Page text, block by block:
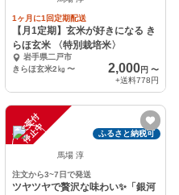
1ヶ月に1回定期配送
【月1定期】玄米が好きになる き
らほ玄米 〈特別栽培米〉
岩手県二戸市
きらほ玄米2㎏ 〜 2,000円 〜
+送料778円
注
文
受
付
停
止
中 ふるさと納税可
馬場 淳
注文から3~7日で発送
ツヤツヤで贅沢な味わい✨「銀河